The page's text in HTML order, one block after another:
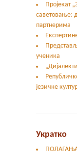
Пројекат
саветовање:
партнерима
ученика
језичке
Укратко